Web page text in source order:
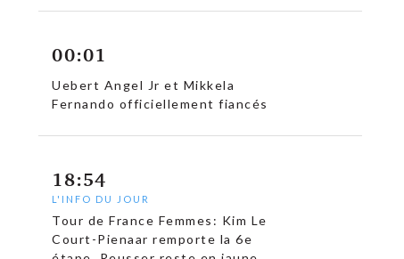
00:01
Uebert Angel Jr et Mikkela
Fernando officiellement fiancés
18:54
L'INFO DU JOUR
Tour de France Femmes: Kim Le
Court-Pienaar remporte la 6e